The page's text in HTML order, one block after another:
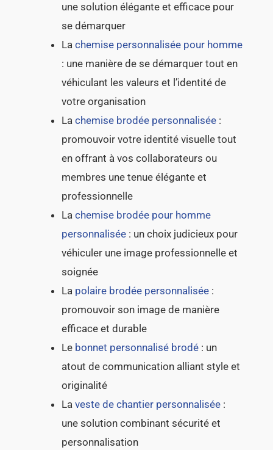
une solution élégante et efficace pour
se démarquer
La chemise personnalisée pour homme
: une manière de se démarquer tout en
véhiculant les valeurs et l’identité de
votre organisation
La chemise brodée personnalisée :
promouvoir votre identité visuelle tout
en offrant à vos collaborateurs ou
membres une tenue élégante et
professionnelle
La chemise brodée pour homme
personnalisée : un choix judicieux pour
véhiculer une image professionnelle et
soignée
La polaire brodée personnalisée :
promouvoir son image de manière
efficace et durable
Le bonnet personnalisé brodé : un
atout de communication alliant style et
originalité
La veste de chantier personnalisée :
une solution combinant sécurité et
personnalisation